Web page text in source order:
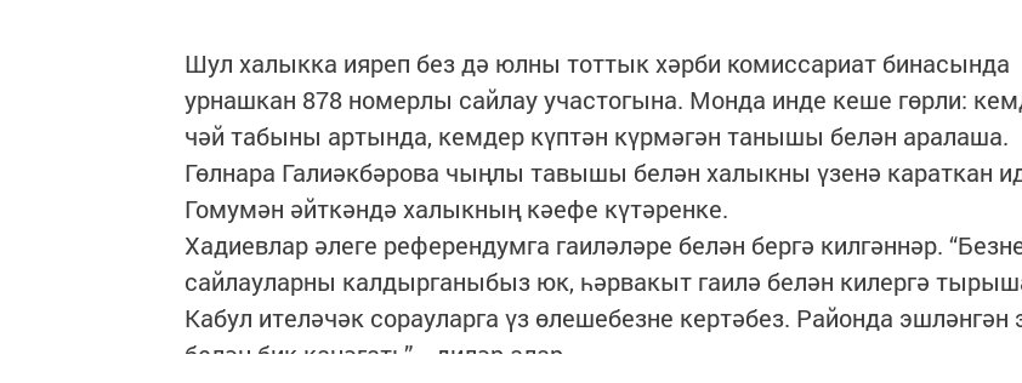
Шул халыкка ияреп без дә юлны тоттык хәрби комиссариат бинасында
урнашкан 878 номерлы сайлау участогына. Монда инде кеше гөрли:
чәй табыны артында, кемдер күптән күрмәгән танышы белән аралаша.
Гөлнара Галиәкбәрова чыңлы тавышы белән халыкны үзенә караткан
Гомумән әйткәндә халыкның кәефе күтәренке.
Хадиевлар әлеге референдумга гаиләләре белән бергә килгәннәр.
сайлауларны калдырганыбыз юк, һәрвакыт гаилә белән килергә
Кабул ителәчәк сорауларга үз өлешебезне кертәбез. Районда эшләнгән
белән бик канәгать”, - диләр алар.